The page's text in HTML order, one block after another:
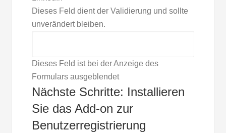
Dieses Feld dient der Validierung und sollte
unverändert bleiben.
Dieses Feld ist bei der Anzeige des
Formulars ausgeblendet
Nächste Schritte: Installieren
Sie das Add-on zur
Benutzerregistrierung